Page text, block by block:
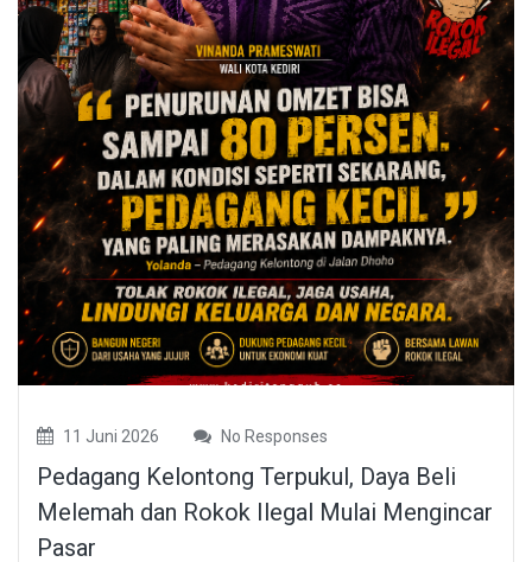
11 Juni 2026 No Responses
Pedagang Kelontong Terpukul, Daya Beli
Melemah dan Rokok Ilegal Mulai Mengincar
Pasar